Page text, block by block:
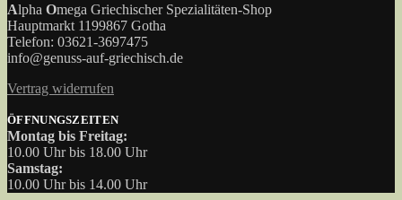
Alpha Omega Griechischer Spezialitäten-Shop
Hauptmarkt 1199867 Gotha
Telefon: 03621-3697475
info@genuss-auf-griechisch.de
Vertrag widerrufen
ÖFFNUNGSZEITEN
Montag bis Freitag:
10.00 Uhr bis 18.00 Uhr
Samstag:
10.00 Uhr bis 14.00 Uhr